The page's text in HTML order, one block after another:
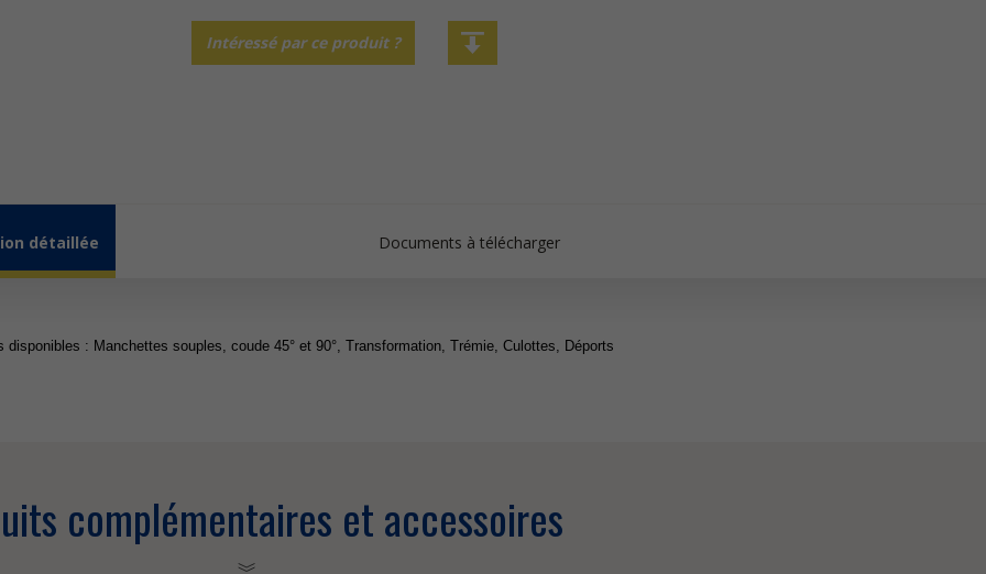
Intéressé par ce produit ?
complémentaires et accessoires
détaillée Documents à télécharger
disponibles : Manchettes souples, coude 45° et 90°, Transformation, Trémie, Culottes, Déports